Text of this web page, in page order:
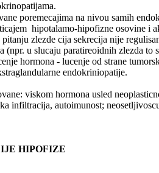
poremecajima na nivou samih
hipotalamo-hipofizne osovine i
zlezde cija sekrecija nije
(npr. u slucaju paratireoidnih zlezda
hormona - lucenje od strane
endokriniopatije.
viskom hormona usled
infiltracija, autoimunost;
HIPOFIZE